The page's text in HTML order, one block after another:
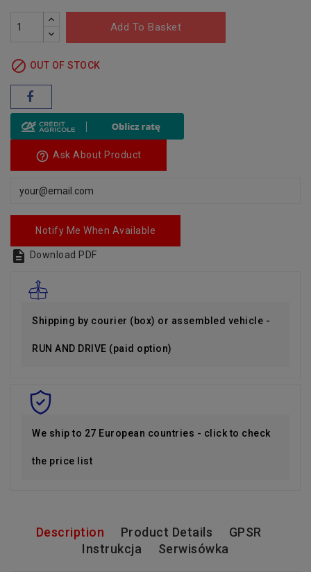
Add To Basket
 OUT OF STOCK
help_outline Ask About Product
Notify Me When Available
 Download PDF
Shipping by courier (box) or assembled vehicle -
RUN AND DRIVE (paid option)
We ship to 27 European countries - click to check
the price list
Description Product Details
GPSR
Instrukcja
Serwisówka